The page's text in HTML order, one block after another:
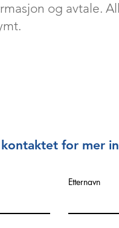
og avtale.
for mer
Etternavn